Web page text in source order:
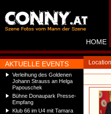
AKTUELLE EVENTS
Verleihung des Goldenen
Johann Strauss an Helga
Papouschek
Bühne Donaupark Presse-
Empfang
Klub 66 im U4 mit Tamara
HOME